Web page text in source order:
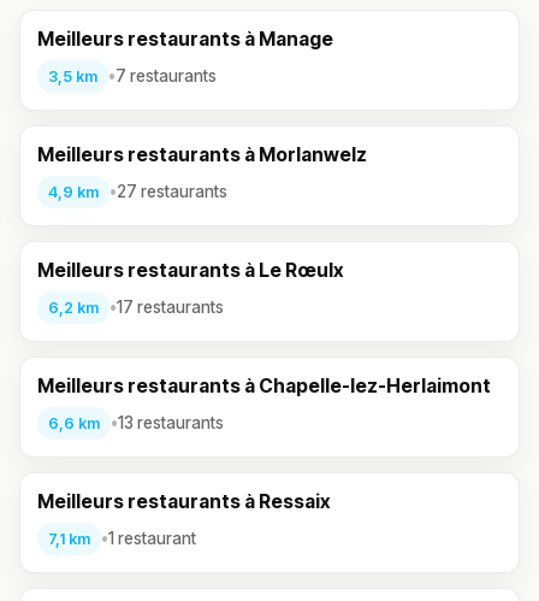
Meilleurs restaurants à Manage
3,5 km •7 restaurants
Meilleurs restaurants à Morlanwelz
4,9 km •27 restaurants
Meilleurs restaurants à Le Rœulx
6,2 km •17 restaurants
Meilleurs restaurants à Chapelle-lez-Herlaimont
6,6 km •13 restaurants
Meilleurs restaurants à Ressaix
7,1 km •1 restaurant